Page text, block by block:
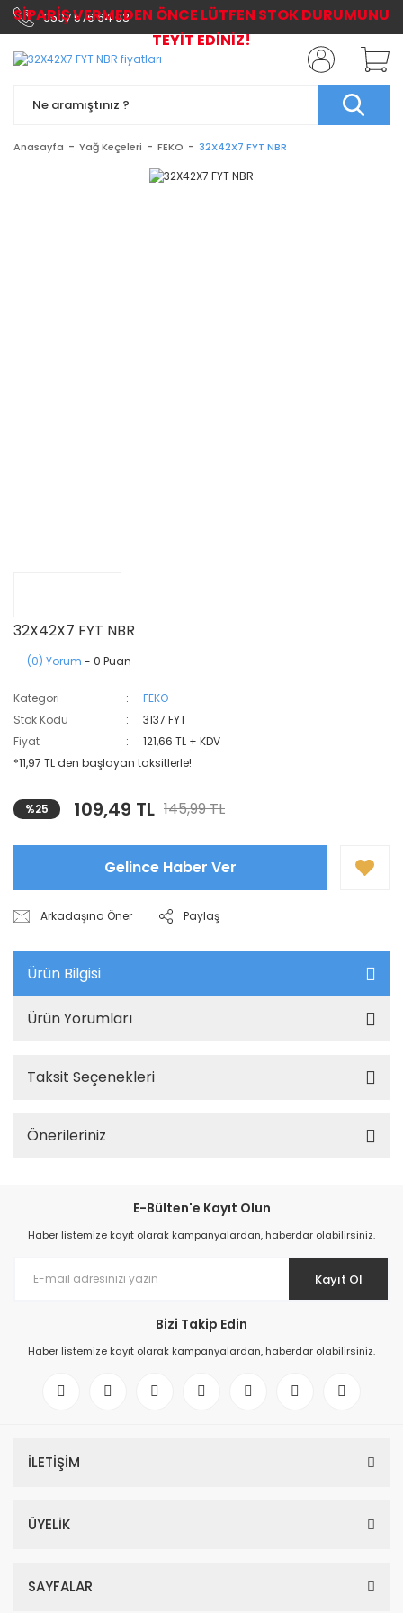
0507 576 64 03
Anasayfa Yağ Keçeleri FEKO 32X42X7 FYT NBR
32X42X7 FYT NBR
(0) Yorum - 0 Puan
Kategori
FEKO
Stok Kodu
3137 FYT
Fiyat
121,66 TL + KDV
*11,97 TL den başlayan taksitlerle!
%25 109,49 TL 145,99 TL
Gelince Haber Ver
Arkadaşına Öner Paylaş
Ürün Bilgisi
Ürün Yorumları
Taksit Seçenekleri
Önerileriniz
E-Bülten'e Kayıt Olun
Haber listemize kayıt olarak kampanyalardan, haberdar olabilirsiniz.
Kayıt Ol
Bizi Takip Edin
Haber listemize kayıt olarak kampanyalardan, haberdar olabilirsiniz.
İLETİŞİM
ÜYELİK
SAYFALAR
SİPARİŞ VERMEDEN ÖNCE LÜTFEN STOK DURUMUNU
TEYİT EDİNİZ!